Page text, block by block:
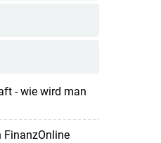
- wie wird man
FinanzOnline